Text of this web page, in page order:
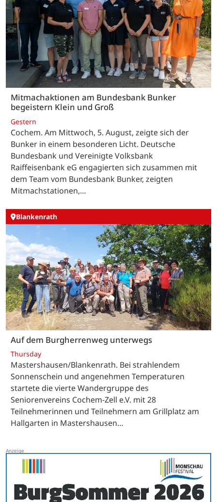
Mitmachaktionen am Bundesbank Bunker
begeistern Klein und Groß
Gestern
Cochem. Am Mittwoch, 5. August, zeigte sich der
Bunker in einem besonderen Licht. Deutsche
Bundesbank und Vereinigte Volksbank
Raiffeisenbank eG engagierten sich zusammen mit
dem Team vom Bundesbank Bunker, zeigten
Mitmachstationen,…
Blankenrath
Auf dem Burgherrenweg unterwegs
Thursday
Mastershausen/Blankenrath. Bei strahlendem
Sonnenschein und angenehmen Temperaturen
startete die vierte Wandergruppe des
Seniorenvereins Cochem-Zell e.V. mit 28
Teilnehmerinnen und Teilnehmern am Grillplatz am
Hallgarten in Mastershausen…